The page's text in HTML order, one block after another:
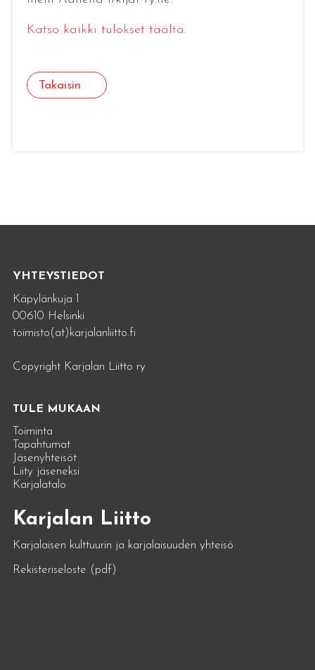
Katso kaikki tulokset täältä.
Takaisin
YHTEYSTIEDOT
Käpylänkuja 1
00610 Helsinki
toimisto(at)karjalanliitto.fi
Copyright Karjalan Liitto ry
TULE MUKAAN
Toiminta
Tapahtumat
Jäsenyhteisöt
Liity jäseneksi
Karjalatalo
Karjalan Liitto
Karjalaisen kulttuurin ja karjalaisuuden yhteisö
Rekisteriseloste (pdf)